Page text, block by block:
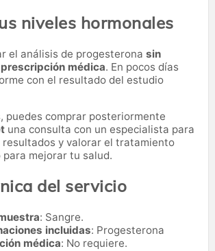
niveles hormonales
el análisis de progesterona sin
médica. En pocos días
con el resultado del estudio
puedes comprar posteriormente
una consulta con un especialista para
y valorar el tratamiento
para mejorar tu salud.
del servicio
: Sangre.
incluidas: Progesterona
médica: No requiere.